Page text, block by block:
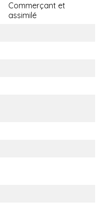
Commerçant et
assimilé